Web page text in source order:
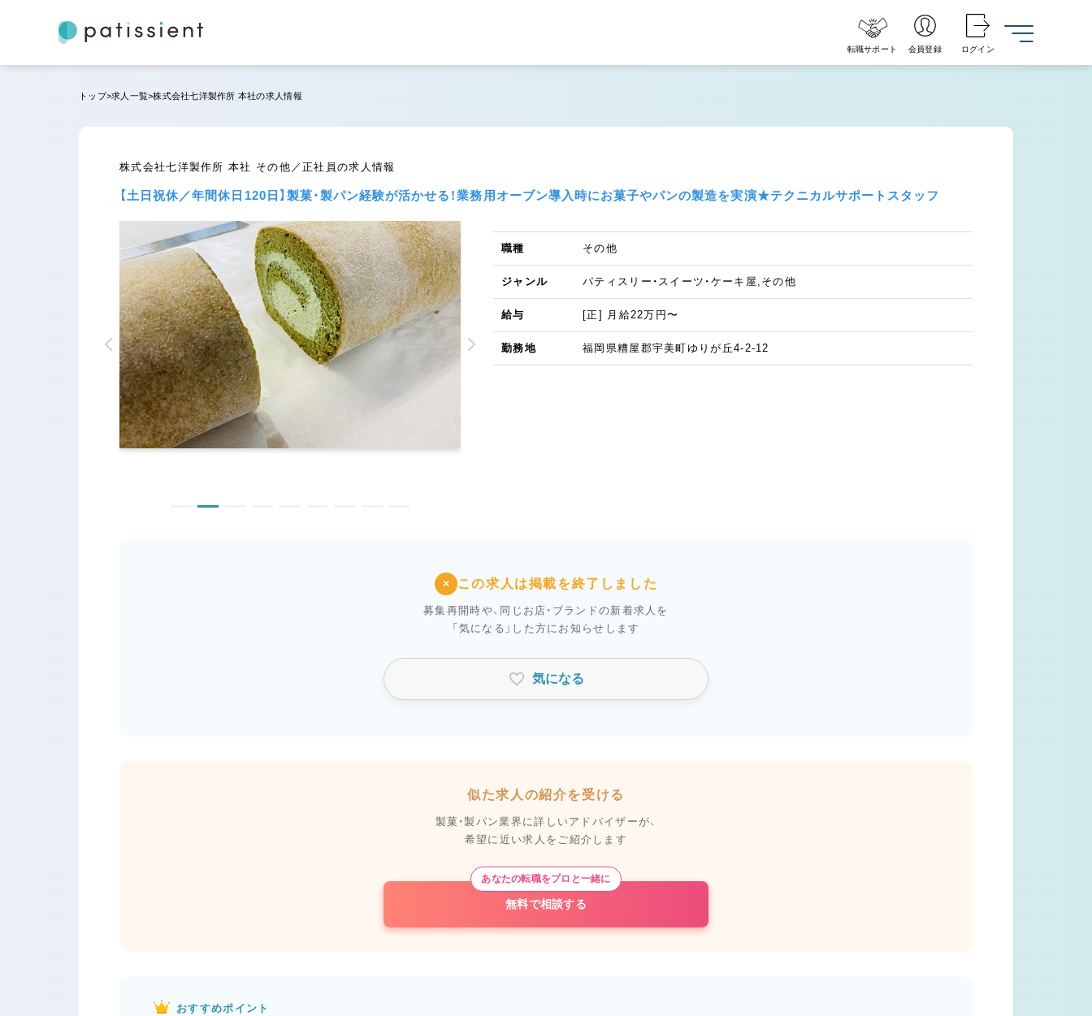
転職サポート 会員登録 ログイン
トップ 求人一覧 株式会社七洋製作所 本社の求人情報
株式会社七洋製作所 本社 その他／正社員の求人情報
【土日祝休／年間休日120日】製菓・製パン経験が活かせる！業務用オーブン導入時にお菓子やパンの製造を実演★テクニカルサポートスタッフ
職種 その他
ジャンル パティスリー・スイーツ・ケーキ屋,その他
給与 [正] 月給22万円〜
勤務地 福岡県糟屋郡宇美町ゆりが丘4-2-12
× この求人は掲載を終了しました
募集再開時や、同じお店・ブランドの新着求人を
「気になる」した方にお知らせします
気になる
似た求人の紹介を受ける
製菓・製パン業界に詳しいアドバイザーが、
希望に近い求人をご紹介します
あなたの転職をプロと一緒に
無料で相談する
おすすめポイント